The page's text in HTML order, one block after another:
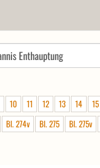
10 11 12 13 14
15
Bl. 274v Bl. 275
Bl. 275v